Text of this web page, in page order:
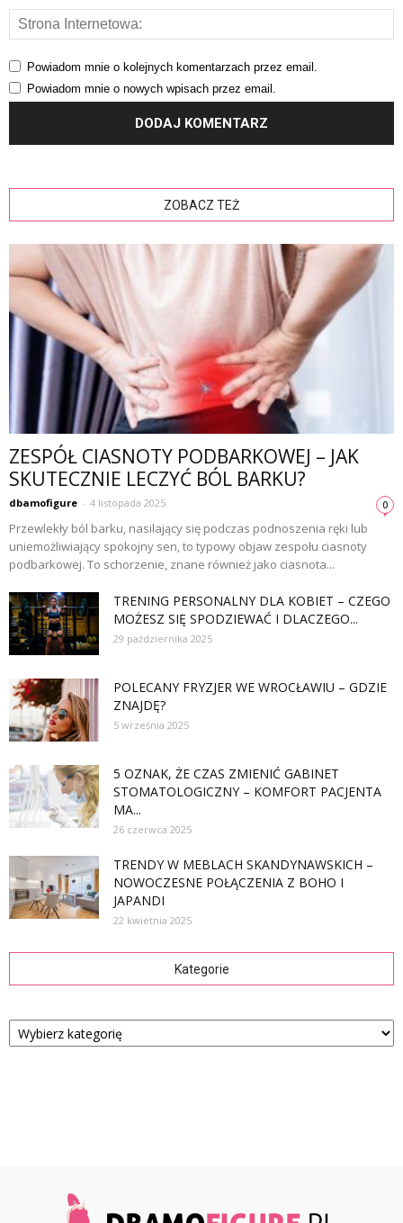
Powiadom mnie o kolejnych komentarzach przez email.
Powiadom mnie o nowych wpisach przez email.
ZOBACZ TEŻ
ZESPÓŁ CIASNOTY PODBARKOWEJ – JAK
SKUTECZNIE LECZYĆ BÓL BARKU?
dbamofigure - 4 listopada 2025 0
Przewlekły ból barku, nasilający się podczas podnoszenia ręki lub
uniemożliwiający spokojny sen, to typowy objaw zespołu ciasnoty
podbarkowej. To schorzenie, znane również jako ciasnota...
TRENING PERSONALNY DLA KOBIET – CZEGO
MOŻESZ SIĘ SPODZIEWAĆ I DLACZEGO...
29 października 2025
POLECANY FRYZJER WE WROCŁAWIU – GDZIE
ZNAJDĘ?
5 września 2025
5 OZNAK, ŻE CZAS ZMIENIĆ GABINET
STOMATOLOGICZNY – KOMFORT PACJENTA
MA...
26 czerwca 2025
TRENDY W MEBLACH SKANDYNAWSKICH –
NOWOCZESNE POŁĄCZENIA Z BOHO I
JAPANDI
22 kwietnia 2025
Kategorie
Kategorie